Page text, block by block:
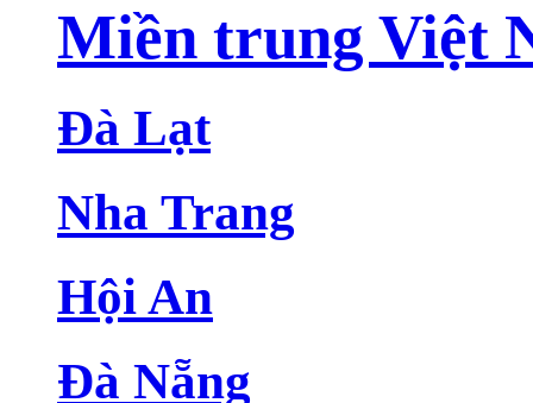
Miền trung Việt
Đà Lạt
Nha Trang
Hội An
Đà Nẵng